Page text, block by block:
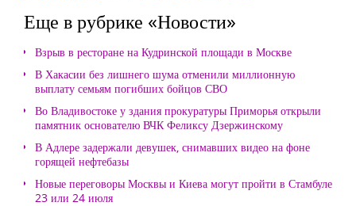
Еще в рубрике «Новости»
Взрыв в ресторане на Кудринской площади в Москве
В Хакасии без лишнего шума отменили миллионную
выплату семьям погибших бойцов СВО
Во Владивостоке у здания прокуратуры Приморья открыли
памятник основателю ВЧК Феликсу Дзержинскому
В Адлере задержали девушек, снимавших видео на фоне
горящей нефтебазы
Новые переговоры Москвы и Киева могут пройти в Стамбуле
23 или 24 июля